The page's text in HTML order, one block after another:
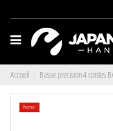
Accueil Basse precision 4 cordes
Promo !